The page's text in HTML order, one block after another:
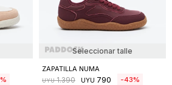
Seleccionar talle
ZAPATILLA NUMA
UYU 1.390 UYU 790 43